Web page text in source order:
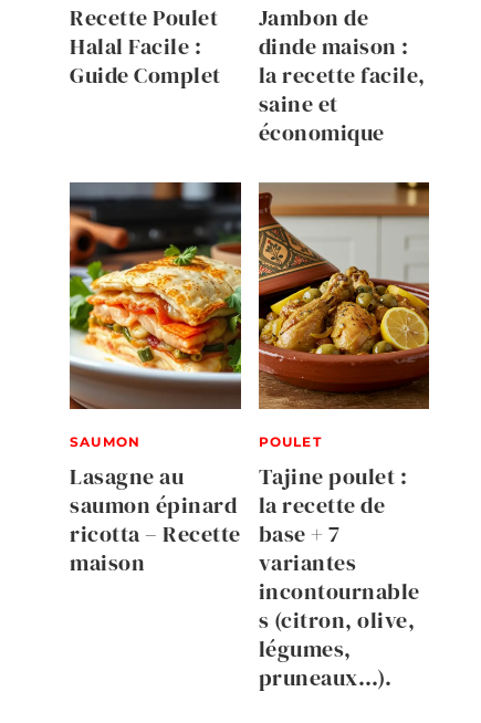
Recette Poulet
Halal Facile :
Guide Complet
Jambon de
dinde maison :
la recette facile,
saine et
économique
SAUMON
Lasagne au
saumon épinard
ricotta – Recette
maison
POULET
Tajine poulet :
la recette de
base + 7
variantes
incontournable
s (citron, olive,
légumes,
pruneaux…).